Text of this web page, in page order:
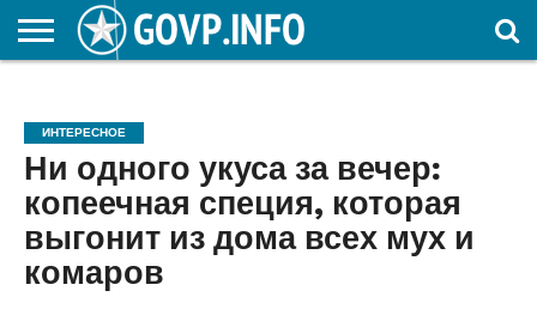
ОБРАЗОВАНИЕ
ИНТЕРЕСНОЕ
Ни одного укуса за вечер:
копеечная специя, которая
выгонит из дома всех мух и
комаров